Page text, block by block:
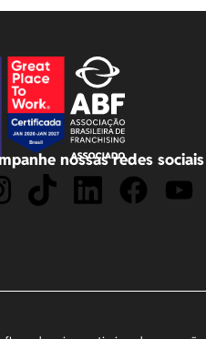
nossas redes sociais